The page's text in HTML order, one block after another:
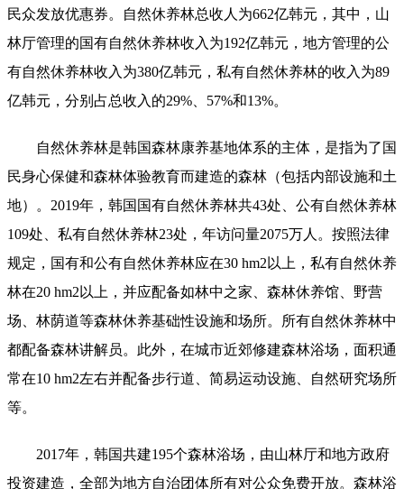
民众发放优惠券。自然休养林总收人为662亿韩元，其中，山
林厅管理的国有自然休养林收入为192亿韩元，地方管理的公
有自然休养林收入为380亿韩元，私有自然休养林的收入为89
亿韩元，分别占总收入的29%、57%和13%。
自然休养林是韩国森林康养基地体系的主体，是指为了国
民身心保健和森林体验教育而建造的森林（包括内部设施和土
地）。2019年，韩国国有自然休养林共43处、公有自然休养林
109处、私有自然休养林23处，年访问量2075万人。按照法律
规定，国有和公有自然休养林应在30 hm2以上，私有自然休养
林在20 hm2以上，并应配备如林中之家、森林休养馆、野营
场、林荫道等森林休养基础性设施和场所。所有自然休养林中
都配备森林讲解员。此外，在城市近郊修建森林浴场，面积通
常在10 hm2左右并配备步行道、简易运动设施、自然研究场所
等。
2017年，韩国共建195个森林浴场，由山林厅和地方政府
投资建造，全部为地方自治团体所有对公众免费开放。森林浴